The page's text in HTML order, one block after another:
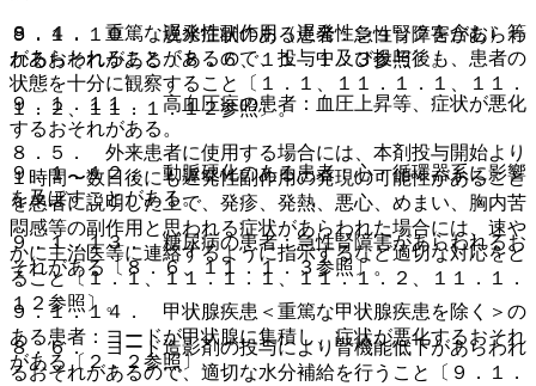
９．１．１０． 脱水症状のある患者：急性腎障害があらわ
れるおそれがある〔８．６、１１．１．３参照〕。
９．１．１１． 高血圧症の患者：血圧上昇等、症状が悪化
するおそれがある。
９．１．１２． 動脈硬化のある患者：心・循環器系に影響
を及ぼすことがある。
９．１．１３． 糖尿病の患者：急性腎障害があらわれるお
それがある〔８．６、１１．１．３参照〕。
９．１．１４． 甲状腺疾患＜重篤な甲状腺疾患を除く＞の
ある患者：ヨードが甲状腺に集積し、症状が悪化するおそれ
がある〔２．２参照〕。
８．４． 重篤な遅発性副作用（遅発性ショックを含む）等
があらわれることがあるので、投与中及び投与後も、患者の
状態を十分に観察すること〔１．１、１１．１．１、１１．
１．２、１１．１．１２参照〕。
８．５． 外来患者に使用する場合には、本剤投与開始より
１時間〜数日後にも遅発性副作用の発現の可能性があること
を患者に説明した上で、発疹、発熱、悪心、めまい、胸内苦
悶感等の副作用と思われる症状があらわれた場合には、速や
かに主治医等に連絡するように指示するなど適切な対応をと
ること〔１．１、１１．１．１、１１．１．２、１１．１．
１２参照〕。
８．６． ヨード造影剤の投与により腎機能低下があらわれ
るおそれがあるので、適切な水分補給を行うこと〔９．１．